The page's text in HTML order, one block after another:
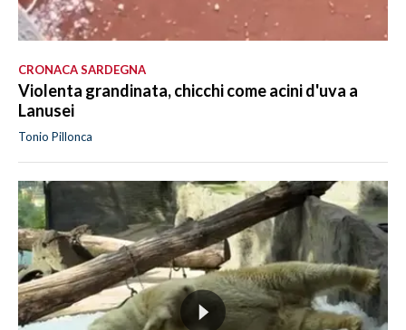
CRONACA SARDEGNA
Violenta grandinata, chicchi come acini d'uva a
Lanusei
Tonio Pillonca